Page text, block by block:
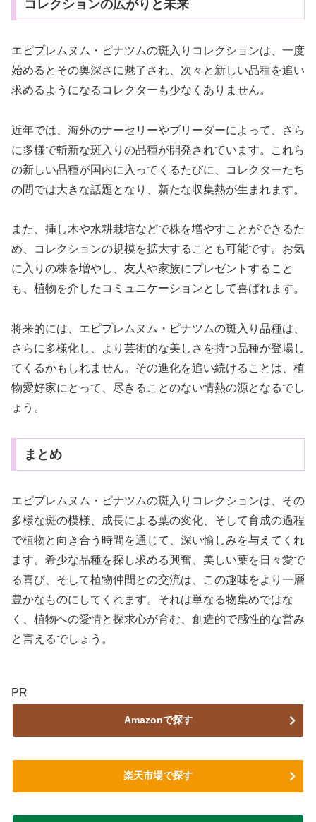
コレクションの広がりと未来
エピプレムヌム・ピナツムの斑入りコレクションは、一度
始めるとその奥深さに魅了され、次々と新しい品種を追い
求めるようになるコレクターも少なくありません。
近年では、海外のナーセリーやブリーダーによって、さら
に多様で斬新な斑入りの品種が開発されています。これら
の新しい品種が国内に入ってくるたびに、コレクターたち
の間では大きな話題となり、新たな収集熱が生まれます。
また、挿し木や水耕栽培などで株を増やすことができるた
め、コレクションの規模を拡大することも可能です。お気
に入りの株を増やし、友人や家族にプレゼントすること
も、植物を介したコミュニケーションとして喜ばれます。
将来的には、エピプレムヌム・ピナツムの斑入り品種は、
さらに多様化し、より芸術的な美しさを持つ品種が登場し
てくるかもしれません。その進化を追い続けることは、植
物愛好家にとって、尽きることのない情熱の源となるでし
ょう。
まとめ
エピプレムヌム・ピナツムの斑入りコレクションは、その
多様な斑の模様、成長による葉の変化、そして育成の過程
で植物と向き合う時間を通じて、深い愉しみを与えてくれ
ます。希少な品種を探し求める興奮、美しい葉を日々愛で
る喜び、そして植物仲間との交流は、この趣味をより一層
豊かなものにしてくれます。それは単なる物集めではな
く、植物への愛情と探求心が育む、創造的で感性的な営み
と言えるでしょう。
PR
Amazonで探す
楽天市場で探す